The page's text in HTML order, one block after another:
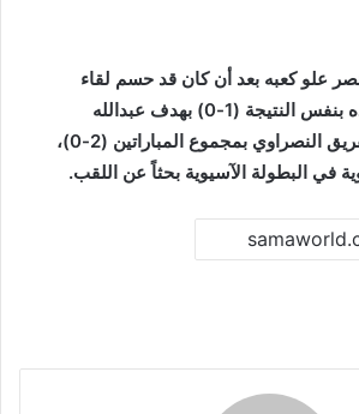
علو كعبه بعد أن كان قد حسم لقاء
الذهاب خارج قواعده بنفس النتيجة (1-0) بهدف عبدالله
الحمدان، ليتأهل الفريق النصراوي بمجموع المباراتين (2-0)،
في البطولة الآسيوية بحثاً عن اللقب.